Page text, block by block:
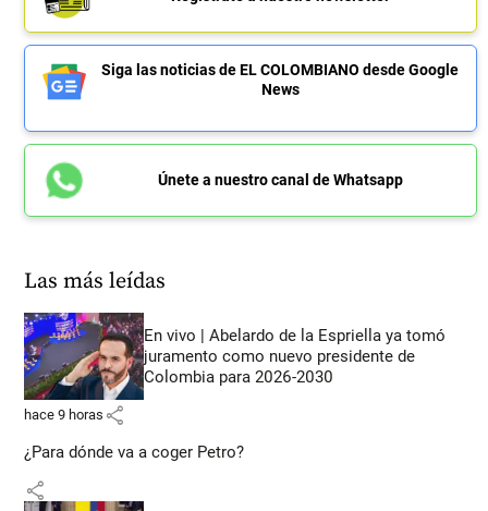
Siga las noticias de EL COLOMBIANO desde Google
News
Únete a nuestro canal de Whatsapp
Las más leídas
En vivo | Abelardo de la Espriella ya tomó
juramento como nuevo presidente de
Colombia para 2026-2030
hace 9 horas share
¿Para dónde va a coger Petro?
share